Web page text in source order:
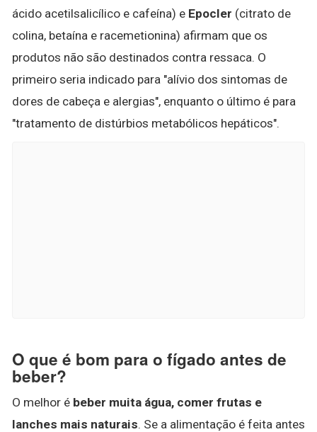
ácido acetilsalicílico e cafeína) e Epocler (citrato de
colina, betaína e racemetionina) afirmam que os
produtos não são destinados contra ressaca. O
primeiro seria indicado para "alívio dos sintomas de
dores de cabeça e alergias", enquanto o último é para
"tratamento de distúrbios metabólicos hepáticos".
O que é bom para o fígado antes de
beber?
O melhor é beber muita água, comer frutas e
lanches mais naturais. Se a alimentação é feita antes